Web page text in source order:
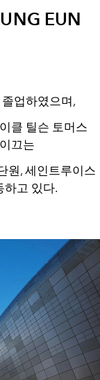
EUN
업하였으며,
클 틸슨 토머스
끄는
원, 세인트루이스
하고 있다.